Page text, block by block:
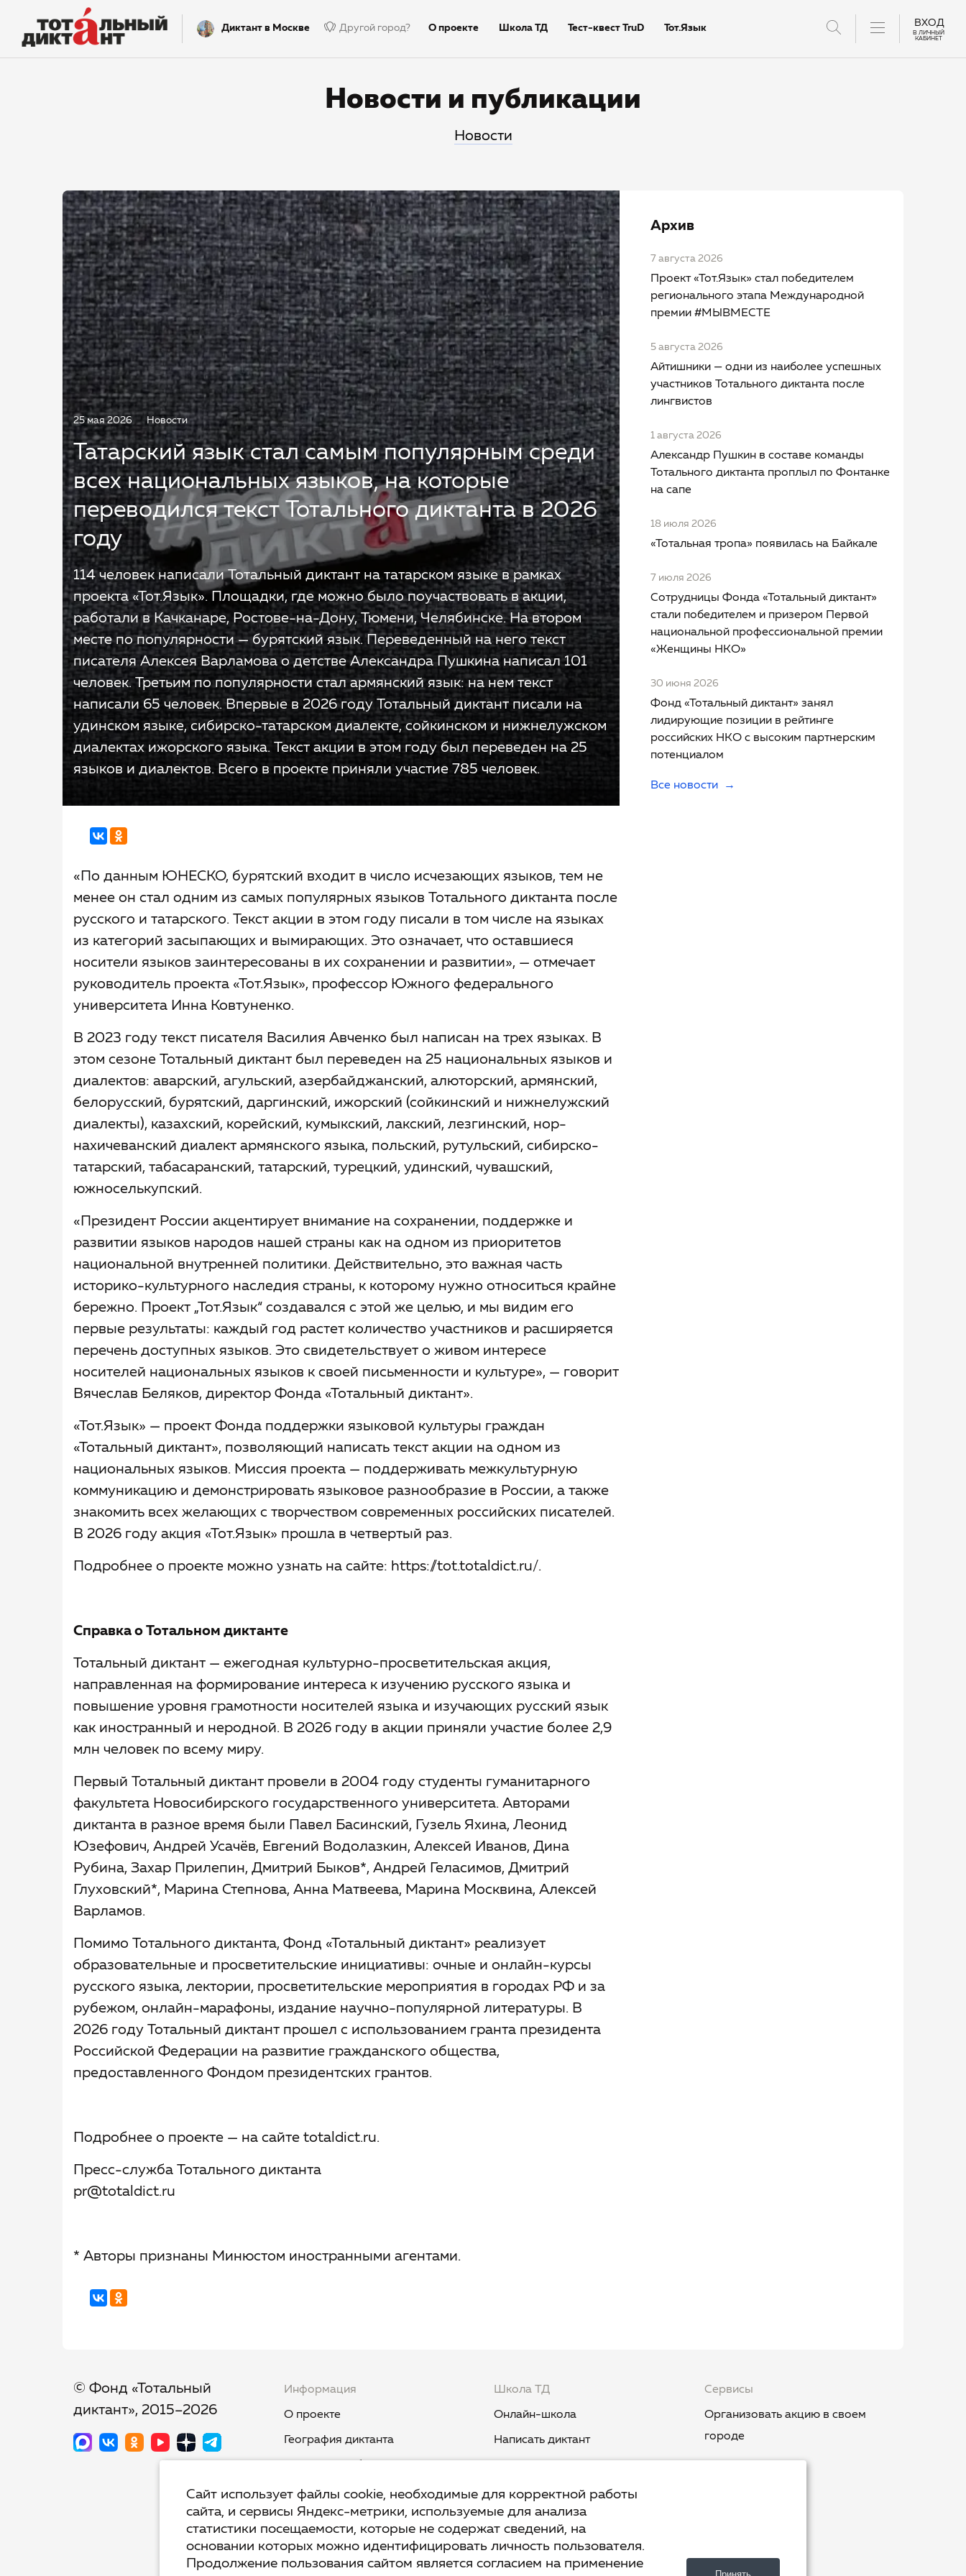
Диктант в Москве Другой город? О проекте Школа ТД Тест-квест TruD Тот.Язык
Недиктант.Дети Столица Тексты диктантов
ВХОД
В ЛИЧНЫЙ
КАБИНЕТ
Новости и публикации
Новости
25 мая 2026 Новости
Татарский язык стал самым популярным среди
всех национальных языков, на которые
переводился текст Тотального диктанта в 2026
году
114 человек написали Тотальный диктант на татарском языке в рамках
проекта «Тот.Язык». Площадки, где можно было поучаствовать в акции,
работали в Качканаре, Ростове-на-Дону, Тюмени, Челябинске. На втором
месте по популярности — бурятский язык. Переведенный на него текст
писателя Алексея Варламова о детстве Александра Пушкина написал 101
человек. Третьим по популярности стал армянский язык: на нем текст
написали 65 человек. Впервые в 2026 году Тотальный диктант писали на
удинском языке, сибирско-татарском диалекте, сойкинском и нижнелужском
диалектах ижорского языка. Текст акции в этом году был переведен на 25
языков и диалектов. Всего в проекте приняли участие 785 человек.
«По данным ЮНЕСКО, бурятский входит в число исчезающих языков, тем не
менее он стал одним из самых популярных языков Тотального диктанта после
русского и татарского. Текст акции в этом году писали в том числе на языках
из категорий засыпающих и вымирающих. Это означает, что оставшиеся
носители языков заинтересованы в их сохранении и развитии», — отмечает
руководитель проекта «Тот.Язык», профессор Южного федерального
университета Инна Ковтуненко.
В 2023 году текст писателя Василия Авченко был написан на трех языках. В
этом сезоне Тотальный диктант был переведен на 25 национальных языков и
диалектов: аварский, агульский, азербайджанский, алюторский, армянский,
белорусский, бурятский, даргинский, ижорский (сойкинский и нижнелужский
диалекты), казахский, корейский, кумыкский, лакский, лезгинский, нор-
нахичеванский диалект армянского языка, польский, рутульский, сибирско-
татарский, табасаранский, татарский, турецкий, удинский, чувашский,
южноселькупский.
«Президент России акцентирует внимание на сохранении, поддержке и
развитии языков народов нашей страны как на одном из приоритетов
национальной внутренней политики. Действительно, это важная часть
историко-культурного наследия страны, к которому нужно относиться крайне
бережно. Проект „Тот.Язык“ создавался с этой же целью, и мы видим его
первые результаты: каждый год растет количество участников и расширяется
перечень доступных языков. Это свидетельствует о живом интересе
носителей национальных языков к своей письменности и культуре», — говорит
Вячеслав Беляков, директор Фонда «Тотальный диктант».
«Тот.Язык» — проект Фонда поддержки языковой культуры граждан
«Тотальный диктант», позволяющий написать текст акции на одном из
национальных языков. Миссия проекта — поддерживать межкультурную
коммуникацию и демонстрировать языковое разнообразие в России, а также
знакомить всех желающих с творчеством современных российских писателей.
В 2026 году акция «Тот.Язык» прошла в четвертый раз.
Подробнее о проекте можно узнать на сайте: https://tot.totaldict.ru/.
Справка о Тотальном диктанте
Тотальный диктант — ежегодная культурно-просветительская акция,
направленная на формирование интереса к изучению русского языка и
повышение уровня грамотности носителей языка и изучающих русский язык
как иностранный и неродной. В 2026 году в акции приняли участие более 2,9
млн человек по всему миру.
Первый Тотальный диктант провели в 2004 году студенты гуманитарного
факультета Новосибирского государственного университета. Авторами
диктанта в разное время были Павел Басинский, Гузель Яхина, Леонид
Юзефович, Андрей Усачёв, Евгений Водолазкин, Алексей Иванов, Дина
Рубина, Захар Прилепин, Дмитрий Быков*, Андрей Геласимов, Дмитрий
Глуховский*, Марина Степнова, Анна Матвеева, Марина Москвина, Алексей
Варламов.
Помимо Тотального диктанта, Фонд «Тотальный диктант» реализует
образовательные и просветительские инициативы: очные и онлайн-курсы
русского языка, лектории, просветительские мероприятия в городах РФ и за
рубежом, онлайн-марафоны, издание научно-популярной литературы. В
2026 году Тотальный диктант прошел с использованием гранта президента
Российской Федерации на развитие гражданского общества,
предоставленного Фондом президентских грантов.
Подробнее о проекте — на сайте totaldict.ru.
Пресс-служба Тотального диктанта
pr@totaldict.ru
* Авторы признаны Минюстом иностранными агентами.
Архив
7 августа 2026
Проект «Тот.Язык» стал победителем
регионального этапа Международной
премии #МЫВМЕСТЕ
5 августа 2026
Айтишники — одни из наиболее успешных
участников Тотального диктанта после
лингвистов
1 августа 2026
Александр Пушкин в составе команды
Тотального диктанта проплыл по Фонтанке
на сапе
18 июля 2026
«Тотальная тропа» появилась на Байкале
7 июля 2026
Сотрудницы Фонда «Тотальный диктант»
стали победителем и призером Первой
национальной профессиональной премии
«Женщины НКО»
30 июня 2026
Фонд «Тотальный диктант» занял
лидирующие позиции в рейтинге
российских НКО с высоким партнерским
потенциалом
Все новости
© Фонд «Тотальный
диктант», 2015–2026
Информация
О проекте
География диктанта
Тест-квест TruD
Тот.Язык
Вопросы и ответы
Школа ТД
Онлайн-школа
Написать диктант
Курс «Мыш кродеться»
Курс «Русская пунктуация:
болевые точки... и двоеточия»
Сервисы
Организовать акцию в своем
городе
Сайт использует файлы cookie, необходимые для корректной работы
сайта, и сервисы Яндекс-метрики, используемые для анализа
статистики посещаемости, которые не содержат сведений, на
основании которых можно идентифицировать личность пользователя.
Продолжение пользования сайтом является согласием на применение